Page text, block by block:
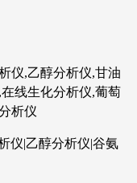
仪,乙醇分析仪,甘油
线生化分析仪,葡萄
析仪
仪|乙醇分析仪|谷氨